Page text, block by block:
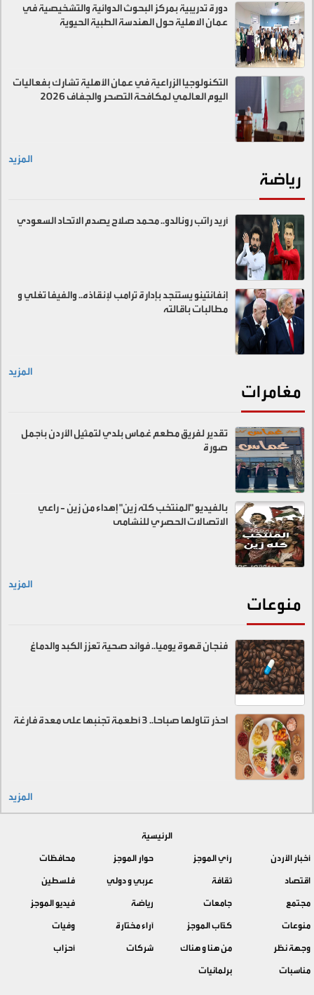
دورة تدريبية بمركز البحوث الدوائية والتشخيصية في
عمان الاهلية حول الهندسة الطبية الحيوية
التكنولوجيا الزراعية في عمان الأهلية تشارك بفعاليات
اليوم العالمي لمكافحة التصحر والجفاف 2026
المزيد
رياضة
أريد راتب رونالدو.. محمد صلاح يصدم الاتحاد السعودي
إنفانتينو يستنجد بإدارة ترامب لإنقاذه.. والفيفا تغلي و
مطالبات باقالته
المزيد
مغامرات
تقدير لفريق مطعم غماس بلدي لتمثيل الأردن بأجمل
صورة
بالفيديو "المنتخب كلّه زين" إهداء من زين - راعي
الاتصالات الحصري للنشامى
المزيد
منوعات
فنجان قهوة يوميا.. فوائد صحية تعزز الكبد والدماغ
احذر تناولها صباحا.. 3 أطعمة تجنبها على معدة فارغة
المزيد
الرئيسية
أخبار الأردن
رأي الموجز حوار الموجز
محافظات
اقتصاد
ثقافة عربي و دولي
فلسطين
مجتمع
جامعات رياضة
فيديو الموجز
منوعات
كتّاب الموجز آراء مختارة
وفيات
وجهة نظر
من هنا و هناك شركات
أحزاب
مناسبات
برلمانيات